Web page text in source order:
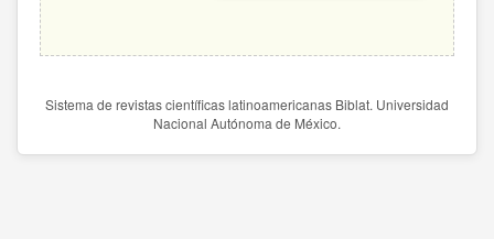
Sistema de revistas científicas latinoamericanas Biblat. Universidad
Nacional Autónoma de México.